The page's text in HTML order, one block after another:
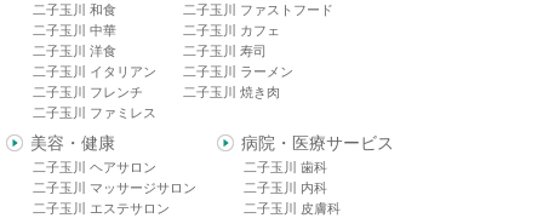
二子玉川 和食
二子玉川 中華
二子玉川 洋食
二子玉川 イタリアン
二子玉川 フレンチ
二子玉川 ファミレス
二子玉川 ファストフード
二子玉川 カフェ
二子玉川 寿司
二子玉川 ラーメン
二子玉川 焼き肉
美容・健康
二子玉川 ヘアサロン
二子玉川 マッサージサロン
二子玉川 エステサロン
病院・医療サービス
二子玉川 歯科
二子玉川 内科
二子玉川 皮膚科